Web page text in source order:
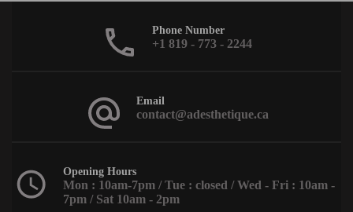
Phone Number
+1 819 - 773 - 2244
Email
contact@adesthetique.ca
Opening Hours
Mon : 10am-7pm / Tue : closed / Wed - Fri : 10am -
7pm / Sat 10am - 2pm